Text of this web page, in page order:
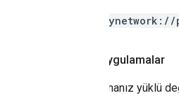
En iyi uygulamalar
Uygulamanız yüklü